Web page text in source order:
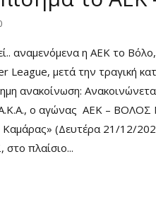
αναμενόμενα η ΑΕΚ το
μετά την τραγική
ανακοίνωση:
ο αγώνας ΑΕΚ – ΒΟΛΟΣ
Καμάρας» (Δευτέρα 21/12/
πλαίσιο...